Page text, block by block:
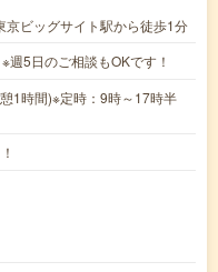
京ビッグサイト駅から徒歩1分
5日のご相談もOKです！
1時間)※定時：9時～17時半